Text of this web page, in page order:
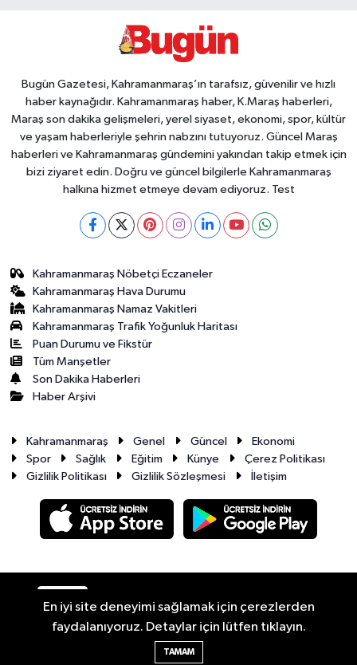
Bugün Gazetesi, Kahramanmaraş’ın tarafsız, güvenilir ve hızlı
haber kaynağıdır. Kahramanmaraş haber, K.Maraş haberleri,
Maraş son dakika gelişmeleri, yerel siyaset, ekonomi, spor, kültür
ve yaşam haberleriyle şehrin nabzını tutuyoruz. Güncel Maraş
haberleri ve Kahramanmaraş gündemini yakından takip etmek için
bizi ziyaret edin. Doğru ve güncel bilgilerle Kahramanmaraş
halkına hizmet etmeye devam ediyoruz. Test
Kahramanmaraş Nöbetçi Eczaneler
Kahramanmaraş Hava Durumu
Kahramanmaraş Namaz Vakitleri
Kahramanmaraş Trafik Yoğunluk Haritası
Puan Durumu ve Fikstür
Tüm Manşetler
Son Dakika Haberleri
Haber Arşivi
Kahramanmaraş Genel Güncel
Ekonomi
Spor
Sağlık Eğitim Künye
Çerez Politikası
Gizlilik Politikası
Gizlilik Sözleşmesi İletişim
Haber Yazılımı:
En iyi site deneyimi sağlamak için çerezlerden
faydalanıyoruz. Detaylar için lütfen tıklayın.
TAMAM